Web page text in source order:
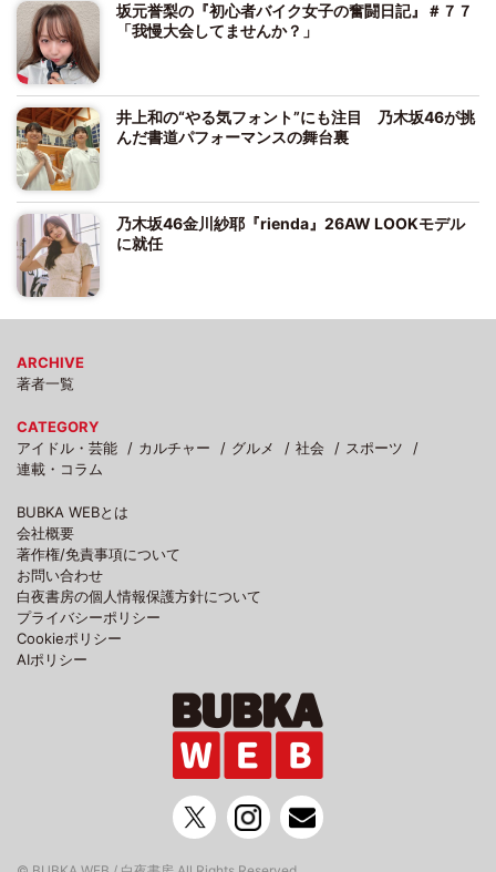
坂元誉梨の『初心者バイク女子の奮闘日記』＃７７
「我慢大会してませんか？」
井上和の“やる気フォント”にも注目 乃木坂46が挑
んだ書道パフォーマンスの舞台裏
乃木坂46金川紗耶『rienda』26AW LOOKモデル
に就任
ARCHIVE
著者一覧
CATEGORY
アイドル・芸能
カルチャー グルメ 社会
スポーツ
連載・コラム
BUBKA WEBとは
会社概要
著作権/免責事項について
お問い合わせ
白夜書房の個人情報保護方針について
プライバシーポリシー
Cookieポリシー
AIポリシー